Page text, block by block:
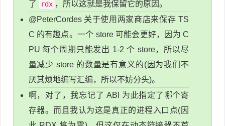
了
rdx ，所以这就是我保留它的原因。
@PeterCordes 关于使用两家商店来保存 TS
C 的有趣点。一个 store 可能会更好，因为 C
PU 每个周期只能发出 1-2 个 store，所以尽
量减少 store 的数量是有意义的(因为我们不
厌其烦地编写汇编，所以不妨分头)。
啊，对了，我忘记了 ABI 为此指定了哪个寄
存器。而且我认为这是真正的进程入口点(因